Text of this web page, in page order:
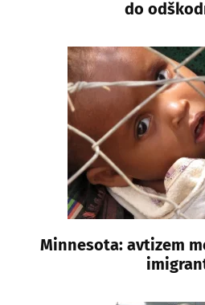
do
Minnesota: avtizem